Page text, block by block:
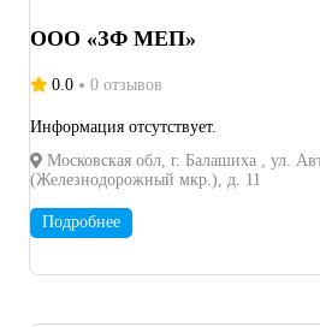
ООО «ЗФ МЕП»
0.0 0 отзывов
Информация отсутствует.
Московская обл, г. Балашиха , ул.
(Железнодорожный мкр.), д. 11
Подробнее